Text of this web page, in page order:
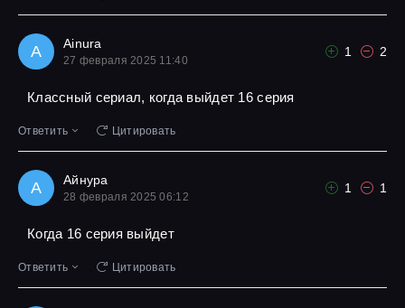
A Ainura
27 февраля 2025 11:40
1 2
Классный сериал, когда выйдет 16 серия
Ответить Цитировать
А Айнура
28 февраля 2025 06:12
1 1
Когда 16 серия выйдет
Ответить Цитировать